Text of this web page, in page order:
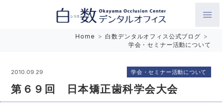
Home > 白数デンタルオフィス公式ブログ >
学会・セミナー活動について
2010.09.29
第６９回 日本矯正歯科学会大会
学会・セミナー活動について